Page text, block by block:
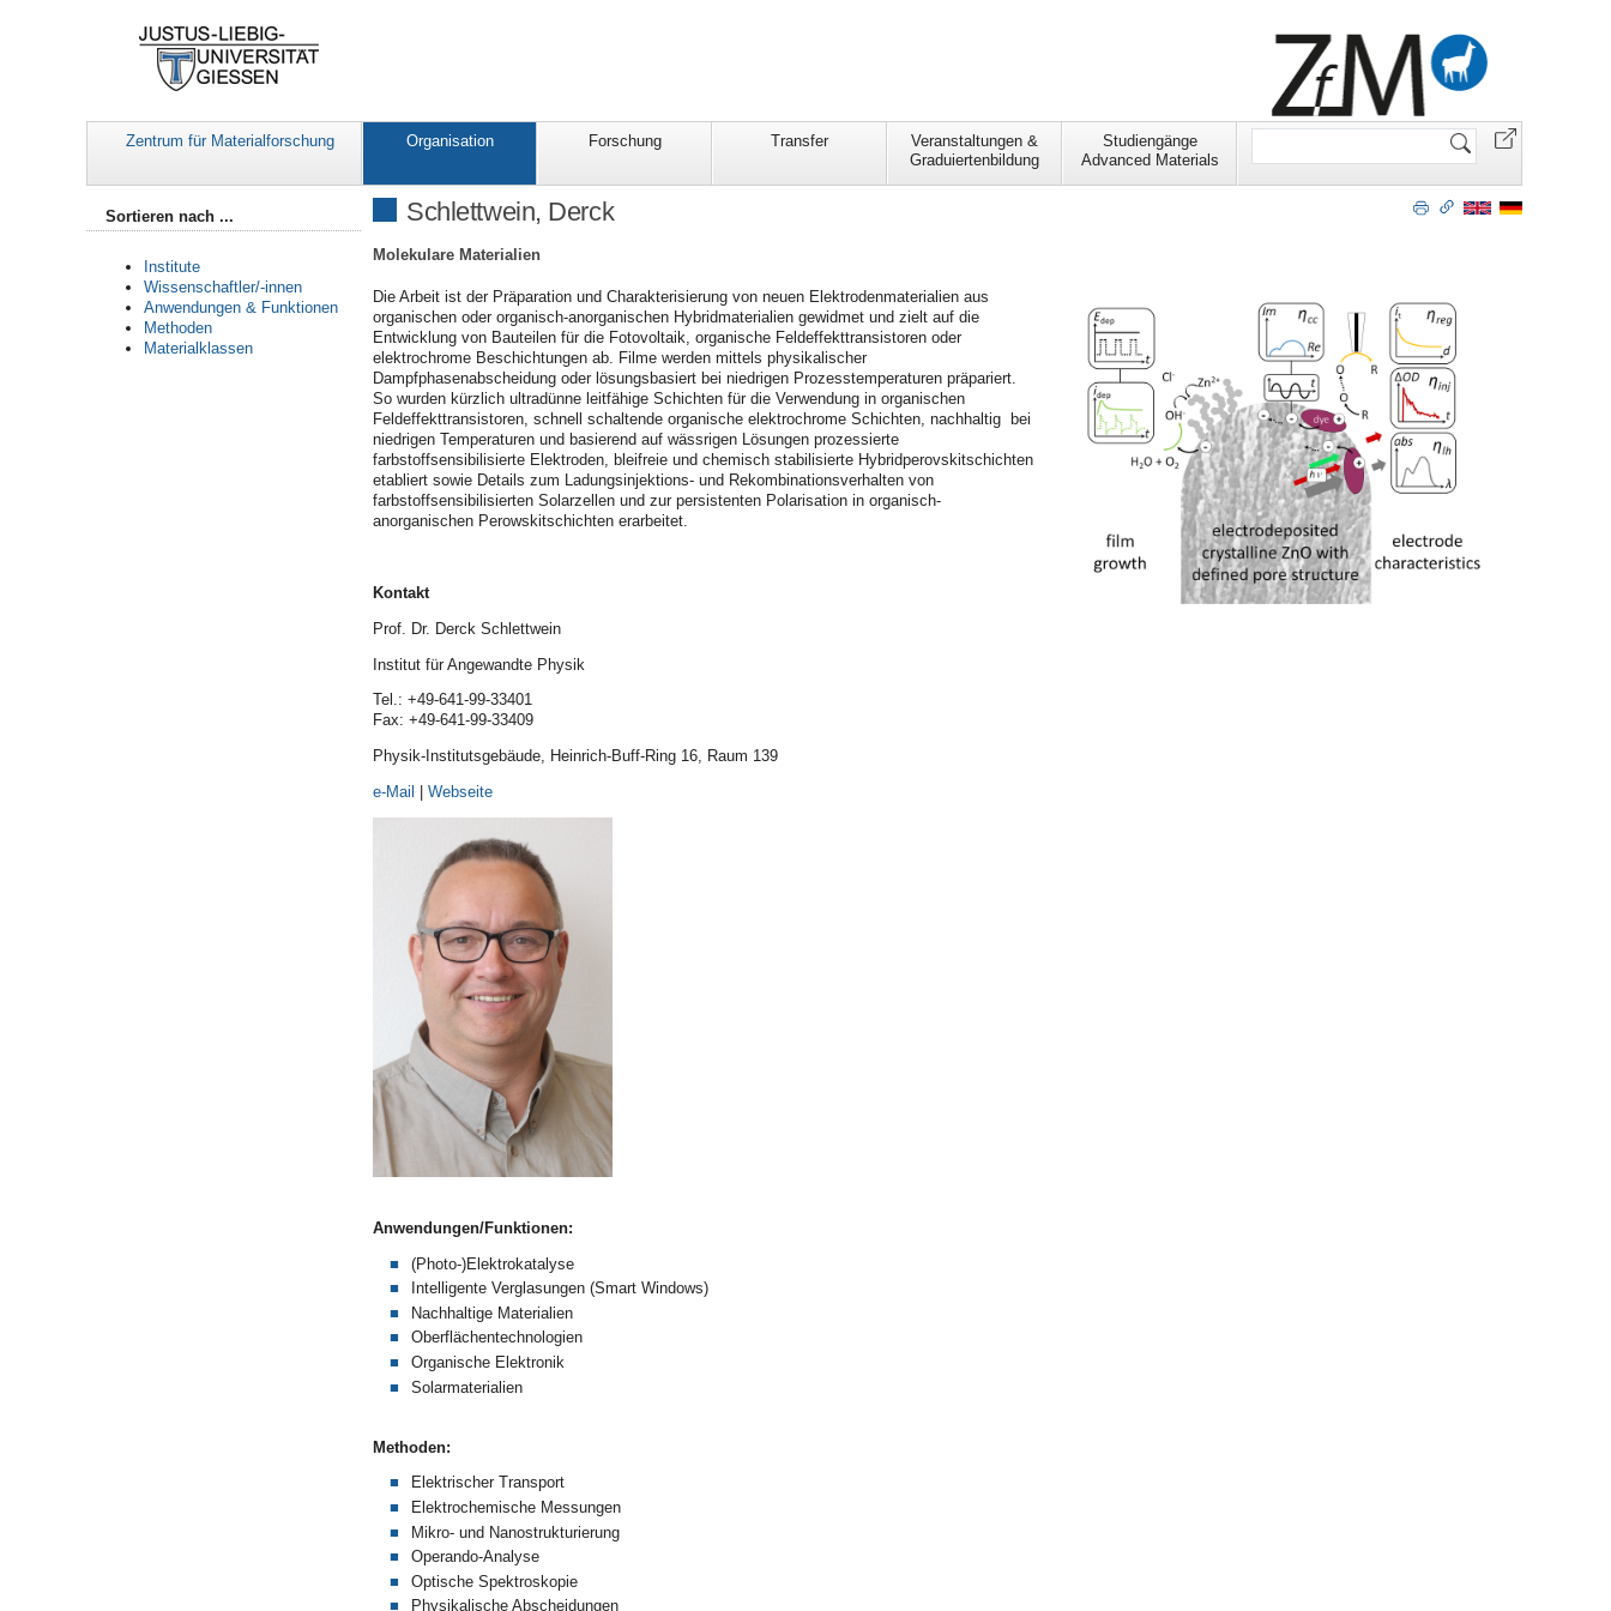
Zentrum für Materialforschung Organisation Forschung Transfer
Veranstaltungen &
Graduiertenbildung
Studiengänge
Advanced Materials
Website
Schlettwein, Derck
Molekulare Materialien
Die Arbeit ist der Präparation und Charakterisierung von neuen Elektrodenmaterialien aus
organischen oder organisch-anorganischen Hybridmaterialien gewidmet und zielt auf die
Entwicklung von Bauteilen für die Fotovoltaik, organische Feldeffekttransistoren oder
elektrochrome Beschichtungen ab. Filme werden mittels physikalischer
Dampfphasenabscheidung oder lösungsbasiert bei niedrigen Prozesstemperaturen präpariert.
So wurden kürzlich ultradünne leitfähige Schichten für die Verwendung in organischen
Feldeffekttransistoren, schnell schaltende organische elektrochrome Schichten, nachhaltig bei
niedrigen Temperaturen und basierend auf wässrigen Lösungen prozessierte
farbstoffsensibilisierte Elektroden, bleifreie und chemisch stabilisierte Hybridperovskitschichten
etabliert sowie Details zum Ladungsinjektions- und Rekombinationsverhalten von
farbstoffsensibilisierten Solarzellen und zur persistenten Polarisation in organisch-
anorganischen Perowskitschichten erarbeitet.
Kontakt
Prof. Dr. Derck Schlettwein
Institut für Angewandte Physik
Tel.: +49-641-99-33401
Fax: +49-641-99-33409
Physik-Institutsgebäude, Heinrich-Buff-Ring 16, Raum 139
e-Mail
Webseite
Anwendungen/Funktionen:
(Photo-)Elektrokatalyse
Intelligente Verglasungen (Smart Windows)
Nachhaltige Materialien
Oberflächentechnologien
Organische Elektronik
Solarmaterialien
Methoden:
Elektrischer Transport
Elektrochemische Messungen
Mikro- und Nanostrukturierung
Operando-Analyse
Optische Spektroskopie
Physikalische Abscheidungen
Sortieren nach ...
Institute
Wissenschaftler/-innen
Anwendungen & Funktionen
Methoden
Materialklassen